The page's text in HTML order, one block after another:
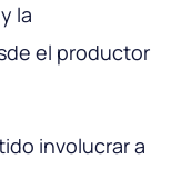
la
el productor
involucrar a